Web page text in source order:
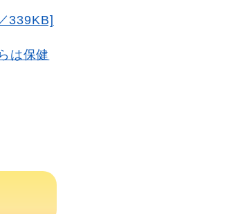
339KB]
は保健